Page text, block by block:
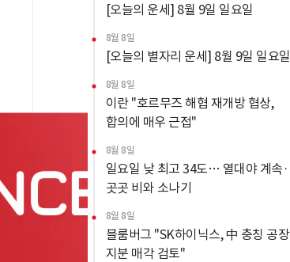
[오늘의 운세] 8월 9일 일요일
8월 8일
[오늘의 별자리 운세] 8월 9일 일요일
8월 8일
이란 "호르무즈 해협 재개방 협상,
합의에 매우 근접"
8월 8일
일요일 낮 최고 34도… 열대야 계속·
곳곳 비와 소나기
8월 8일
블룸버그 "SK하이닉스, 中 충칭 공장
지분 매각 검토"